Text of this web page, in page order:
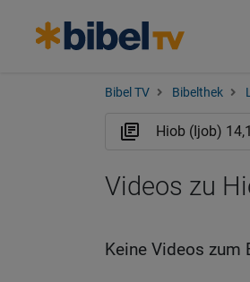
Bibel TV Bibelthek
Videos zu
Keine Videos zum